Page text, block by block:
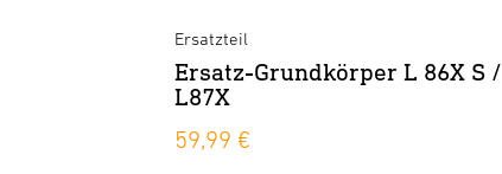
Ersatzteil
Ersatz-Grundkörper L 86X S /
L87X
59,99 €